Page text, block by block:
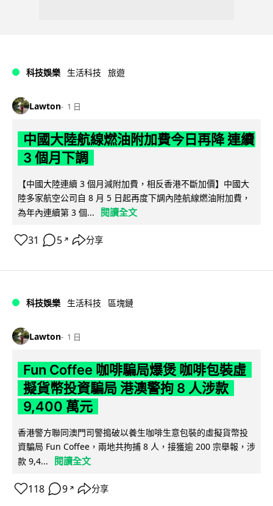
科技娛樂 生活科技 旅遊
Lawton 1 日
中國大陸航線燃油附加費今日再降 連續
3 個月下調
【中國大陸連續 3 個月減附加費，相反香港不斷加價】中國大
陸多家航空公司自 8 月 5 日起再度下調內陸航線燃油附加費，
為年內連續第 3 個...
閱讀全文
31 5 ↗ 分享
科技娛樂 生活科技 區塊鏈
Lawton 1 日
Fun Coffee 咖啡騙局爆煲 咖啡包裝虛
擬貨幣投資騙局 港澳警拘 8 人涉款
9,400 萬元
香港警方聯同澳門司警搗破以養生咖啡生意包裝的虛擬貨幣投
資騙局 Fun Coffee，兩地共拘捕 8 人，接獲逾 200 宗舉報，涉
款 9,4...
閱讀全文
118 9 ↗ 分享